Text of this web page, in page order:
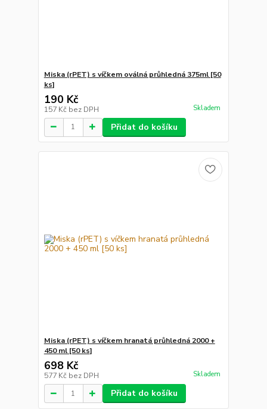
Miska (rPET) s víčkem oválná průhledná 375ml [50
ks]
190 Kč
157 Kč bez DPH Skladem
Přidat do košíku
Miska (rPET) s víčkem hranatá průhledná 2000 +
450 ml [50 ks]
698 Kč
577 Kč bez DPH Skladem
Přidat do košíku